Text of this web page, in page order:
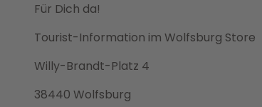
Für Dich da!
Tourist-Information im Wolfsburg Store
Willy-Brandt-Platz 4
38440 Wolfsburg